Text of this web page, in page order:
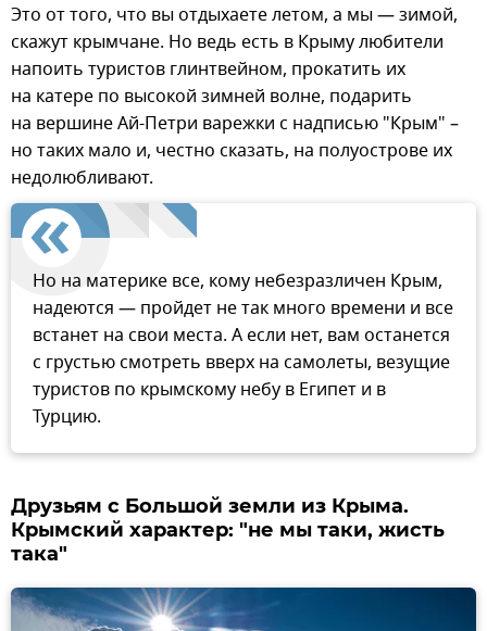
Это от того, что вы отдыхаете летом, а мы — зимой,
скажут крымчане. Но ведь есть в Крыму любители
напоить туристов глинтвейном, прокатить их
на катере по высокой зимней волне, подарить
на вершине Ай-Петри варежки с надписью "Крым" –
но таких мало и, честно сказать, на полуострове их
недолюбливают.
Но на материке все, кому небезразличен Крым,
надеются — пройдет не так много времени и все
встанет на свои места. А если нет, вам останется
с грустью смотреть вверх на самолеты, везущие
туристов по крымскому небу в Египет и в
Турцию.
Друзьям с Большой земли из Крыма.
Крымский характер: "не мы таки, жисть
така"